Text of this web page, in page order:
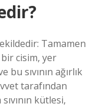
Tamamen
bir cisim, yer
bu sıvının ağırlık
tarafından
kütlesi,